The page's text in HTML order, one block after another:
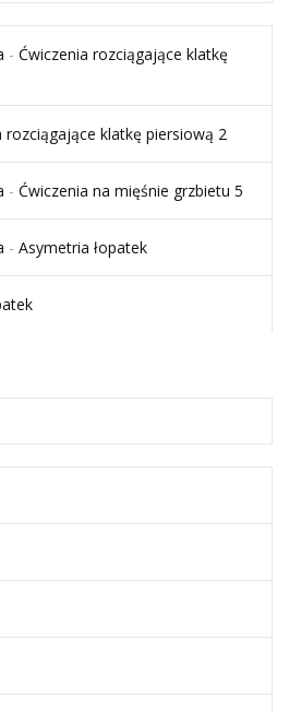
- Ćwiczenia rozciągające klatkę
rozciągające klatkę piersiową 2
- Ćwiczenia na mięśnie grzbietu 5
- Asymetria łopatek